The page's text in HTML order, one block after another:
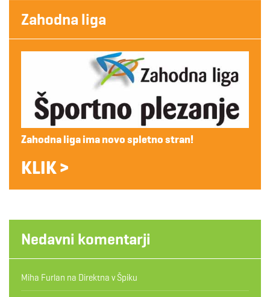
Zahodna liga
Zahodna liga ima novo spletno stran!
KLIK >
Nedavni komentarji
Miha Furlan na Direktna v Špiku